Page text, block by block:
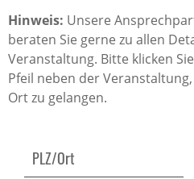
Hinweis: Unsere
beraten Sie gerne zu allen
Veranstaltung. Bitte klicken
Pfeil neben der
Ort zu gelangen.